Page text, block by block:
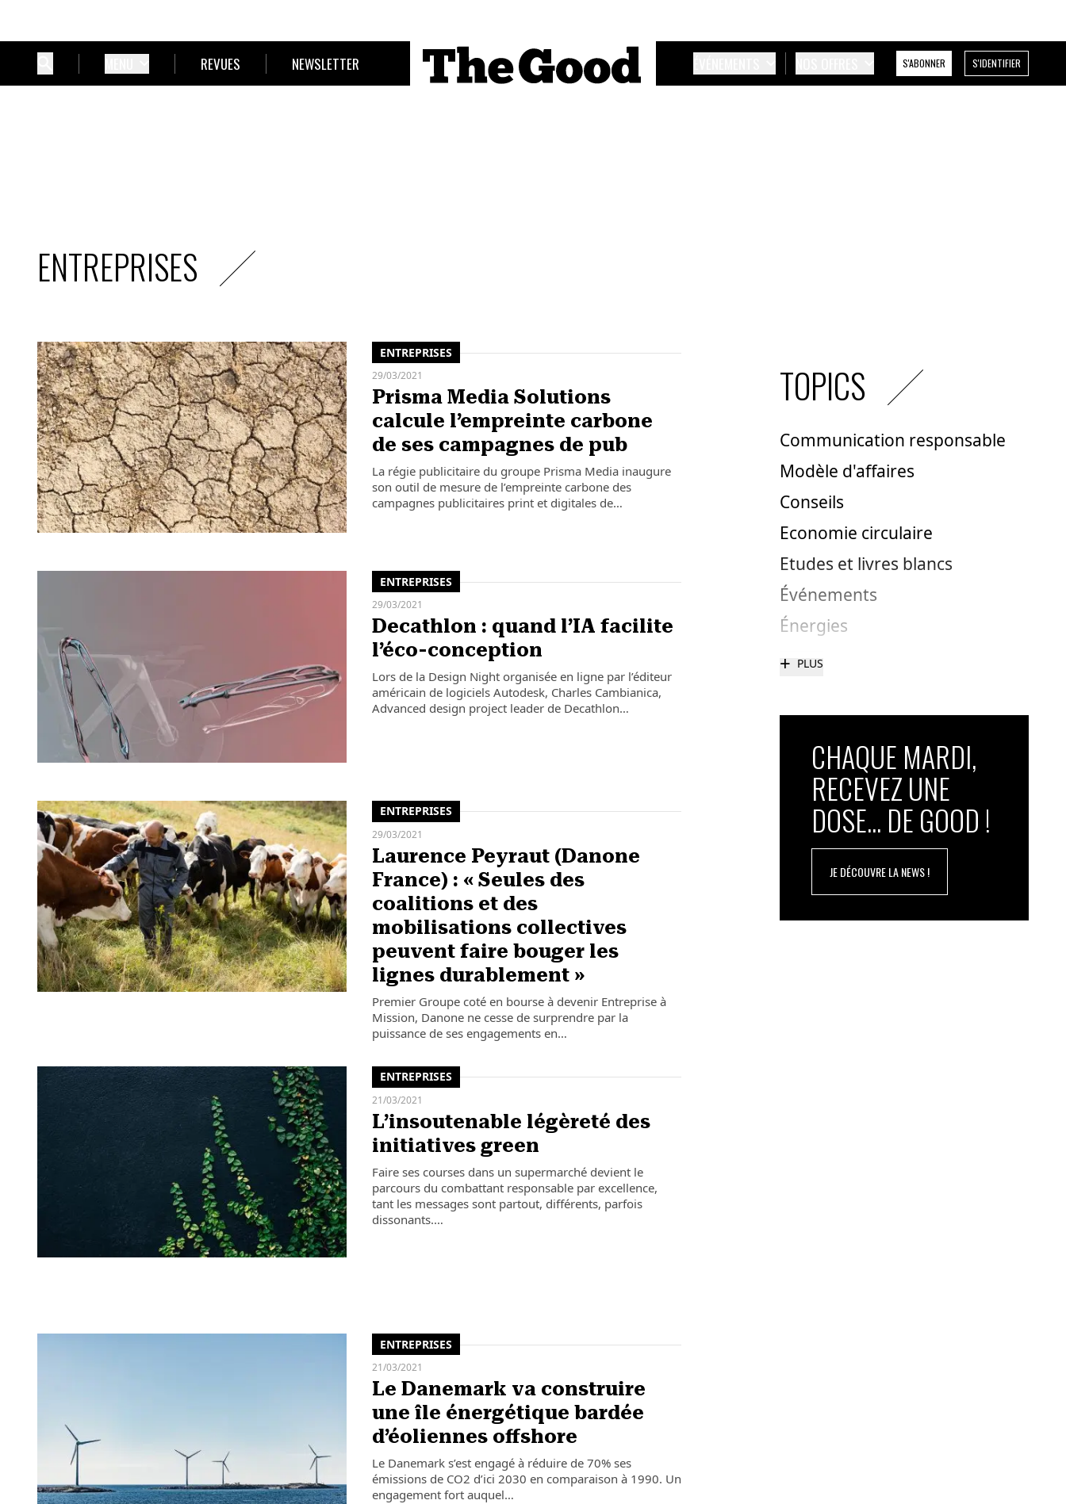
REVUES NEWSLETTER S'ABONNER S'IDENTIFIER
ENTREPRISES
ENTREPRISES
29/03/2021
Prisma Media Solutions
calcule l’empreinte carbone
de ses campagnes de pub
La régie publicitaire du groupe Prisma Media inaugure
son outil de mesure de l’empreinte carbone des
campagnes publicitaires print et digitales de…
ENTREPRISES
29/03/2021
Decathlon : quand l’IA facilite
l’éco-conception
Lors de la Design Night organisée en ligne par l’éditeur
américain de logiciels Autodesk, Charles Cambianica,
Advanced design project leader de Decathlon…
ENTREPRISES
29/03/2021
Laurence Peyraut (Danone
France) : « Seules des
coalitions et des
mobilisations collectives
peuvent faire bouger les
lignes durablement »
Premier Groupe coté en bourse à devenir Entreprise à
Mission, Danone ne cesse de surprendre par la
puissance de ses engagements en…
ENTREPRISES
21/03/2021
L’insoutenable légèreté des
initiatives green
Faire ses courses dans un supermarché devient le
parcours du combattant responsable par excellence,
tant les messages sont partout, différents, parfois
dissonants.…
ENTREPRISES
21/03/2021
Le Danemark va construire
une île énergétique bardée
d’éoliennes offshore
Le Danemark s’est engagé à réduire de 70% ses
émissions de CO2 d’ici 2030 en comparaison à 1990. Un
engagement fort auquel…
TOPICS
Communication responsable
Modèle d'affaires
Conseils
Economie circulaire
Etudes et livres blancs
Événements
Énergies
+ PLUS
CHAQUE MARDI,
RECEVEZ UNE
DOSE... DE GOOD !
JE DÉCOUVRE LA NEWS !